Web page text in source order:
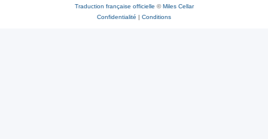
Traduction française officielle ©Miles Cellar
Confidentialité | Conditions